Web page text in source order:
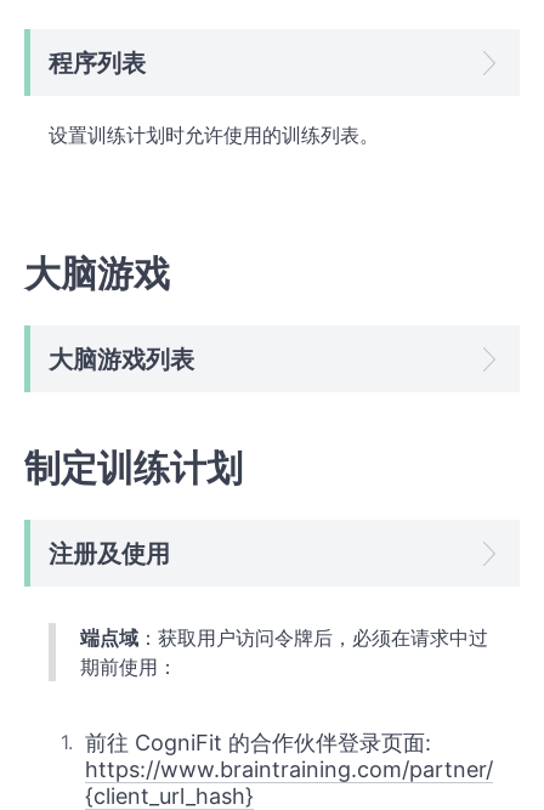
程序列表
设置训练计划时允许使用的训练列表。
大脑游戏
大脑游戏列表
制定训练计划
注册及使用
端点域 ：获取用户访问令牌后，必须在请求中过
期前使用：
前往 CogniFit 的合作伙伴登录页面:
https://www.braintraining.com/partner/
{client_url_hash}